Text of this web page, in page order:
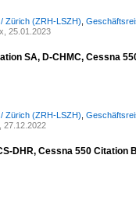
Zürich (ZRH-LSZH)
25.01.2023
SA, D-CHMC, Cessna
Zürich (ZRH-LSZH)
27.12.2022
DHR, Cessna 550 Citation